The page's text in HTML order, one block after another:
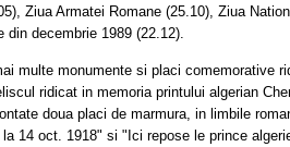
Ziua Armatei Romane (25.10), Ziua
din decembrie 1989 (22.12).
multe monumente si placi comemorative
ridicat in memoria printului algerian
doua placi de marmura, in limbile
14 oct. 1918" si "Ici repose le prince